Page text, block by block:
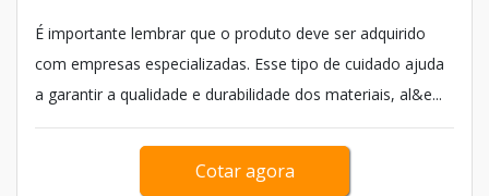
É importante lembrar que o produto deve ser adquirido
com empresas especializadas. Esse tipo de cuidado ajuda
a garantir a qualidade e durabilidade dos materiais, al&e...
Cotar agora